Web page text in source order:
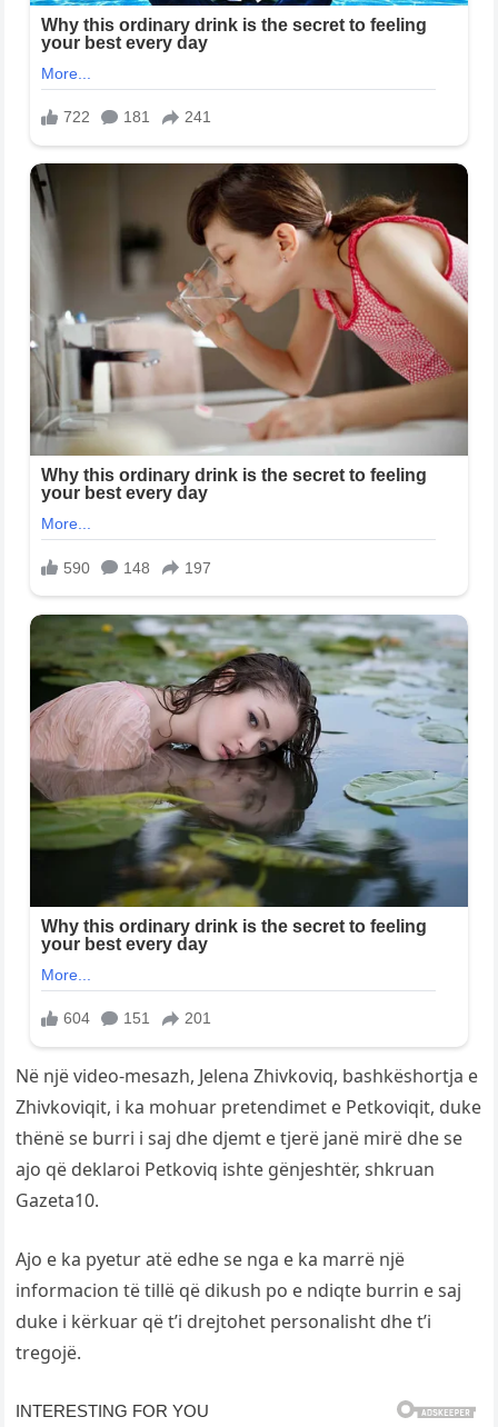
Në një video-mesazh, Jelena Zhivkoviq, bashkëshortja e
Zhivkoviqit, i ka mohuar pretendimet e Petkoviqit, duke
thënë se burri i saj dhe djemt e tjerë janë mirë dhe se
ajo që deklaroi Petkoviq ishte gënjeshtër, shkruan
Gazeta10.
Ajo e ka pyetur atë edhe se nga e ka marrë një
informacion të tillë që dikush po e ndiqte burrin e saj
duke i kërkuar që t’i drejtohet personalisht dhe t’i
tregojë.